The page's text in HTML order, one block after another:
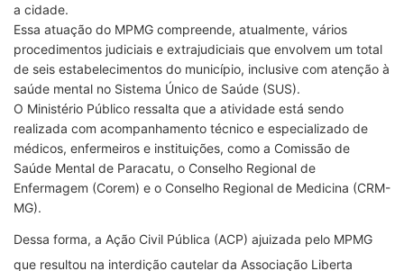
a cidade.
Essa atuação do MPMG compreende, atualmente, vários
procedimentos judiciais e extrajudiciais que envolvem um total
de seis estabelecimentos do município, inclusive com atenção à
saúde mental no Sistema Único de Saúde (SUS).
O Ministério Público ressalta que a atividade está sendo
realizada com acompanhamento técnico e especializado de
médicos, enfermeiros e instituições, como a Comissão de
Saúde Mental de Paracatu, o Conselho Regional de
Enfermagem (Corem) e o Conselho Regional de Medicina (CRM-
MG).
Dessa forma, a Ação Civil Pública (ACP) ajuizada pelo MPMG
que resultou na interdição cautelar da Associação Liberta